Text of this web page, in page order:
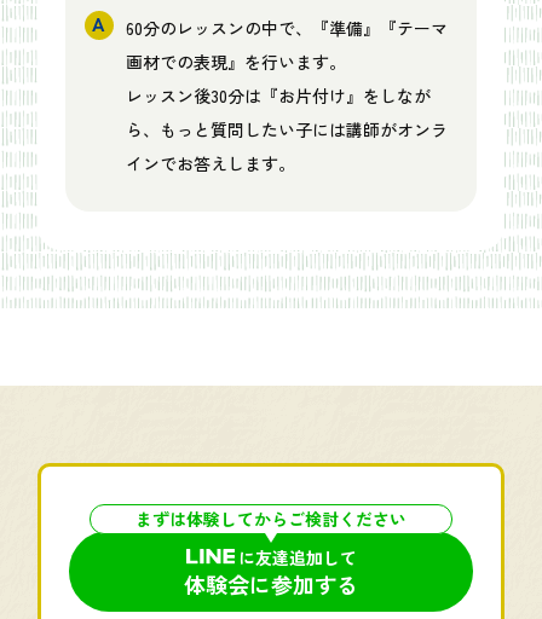
60分のレッスンの中で、『準備』『テーマ
画材での表現』を行います。
レッスン後30分は『お片付け』をしなが
ら、もっと質問したい子には講師がオンラ
インでお答えします。
まずは体験してからご検討ください
に友達追加して
体験会に参加する